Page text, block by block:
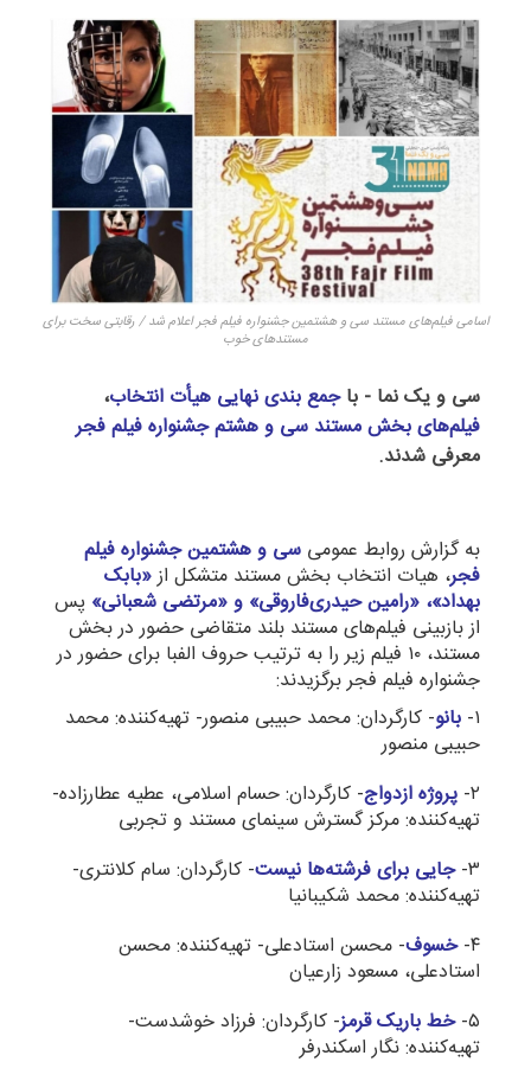
اسامی فیلم‌های مستند سی و هشتمین جشنواره فیلم فجر اعلام شد / رقابتی سخت برای
مستندهای خوب
سی و یک نما - باجمع‌ بندی نهایی هیأت انتخاب،
فیلم‌های بخش مستند سی و هشتم جشنواره فیلم فجر
معرفی شدند.
به گزارش روابط عمومی سی و هشتمین جشنواره فیلم
فجر، هیات انتخاب بخش مستند متشکل از«بابک
بهداد»، «رامین حیدری‌فاروقی» و «مرتضی شعبانی» پس
از بازبینی فیلم‌های مستند بلند متقاضی حضور در بخش
مستند، ۱۰ فیلم زیر را به ترتیب حروف الفبا برای حضور در
جشنواره فیلم فجر برگزیدند:
۱- بانو- ‌کارگردان: محمد حبیبی منصور- تهیه‌کننده: محمد
حبیبی منصور
۲- پروژه ازدواج- کارگردان: حسام اسلامی، عطیه عطارزاده-
تهیه‌کننده: مرکز گسترش سینمای مستند و تجربی
۳- جایی برای فرشته‌ها نیست- کارگردان: سام کلانتری-
تهیه‌کننده: محمد شکیبانیا
۴- خسوف- محسن استادعلی- تهیه‌کننده: محسن
استادعلی، مسعود زارعیان
۵- خط باریک قرمز- کارگردان: فرزاد خوشدست-
تهیه‌کننده: نگار اسکندرفر